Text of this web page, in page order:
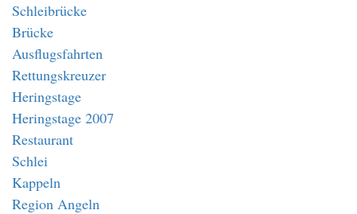
Schleibrücke
Brücke
Ausflugsfahrten
Rettungskreuzer
Heringstage
Heringstage 2007
Restaurant
Schlei
Kappeln
Region Angeln